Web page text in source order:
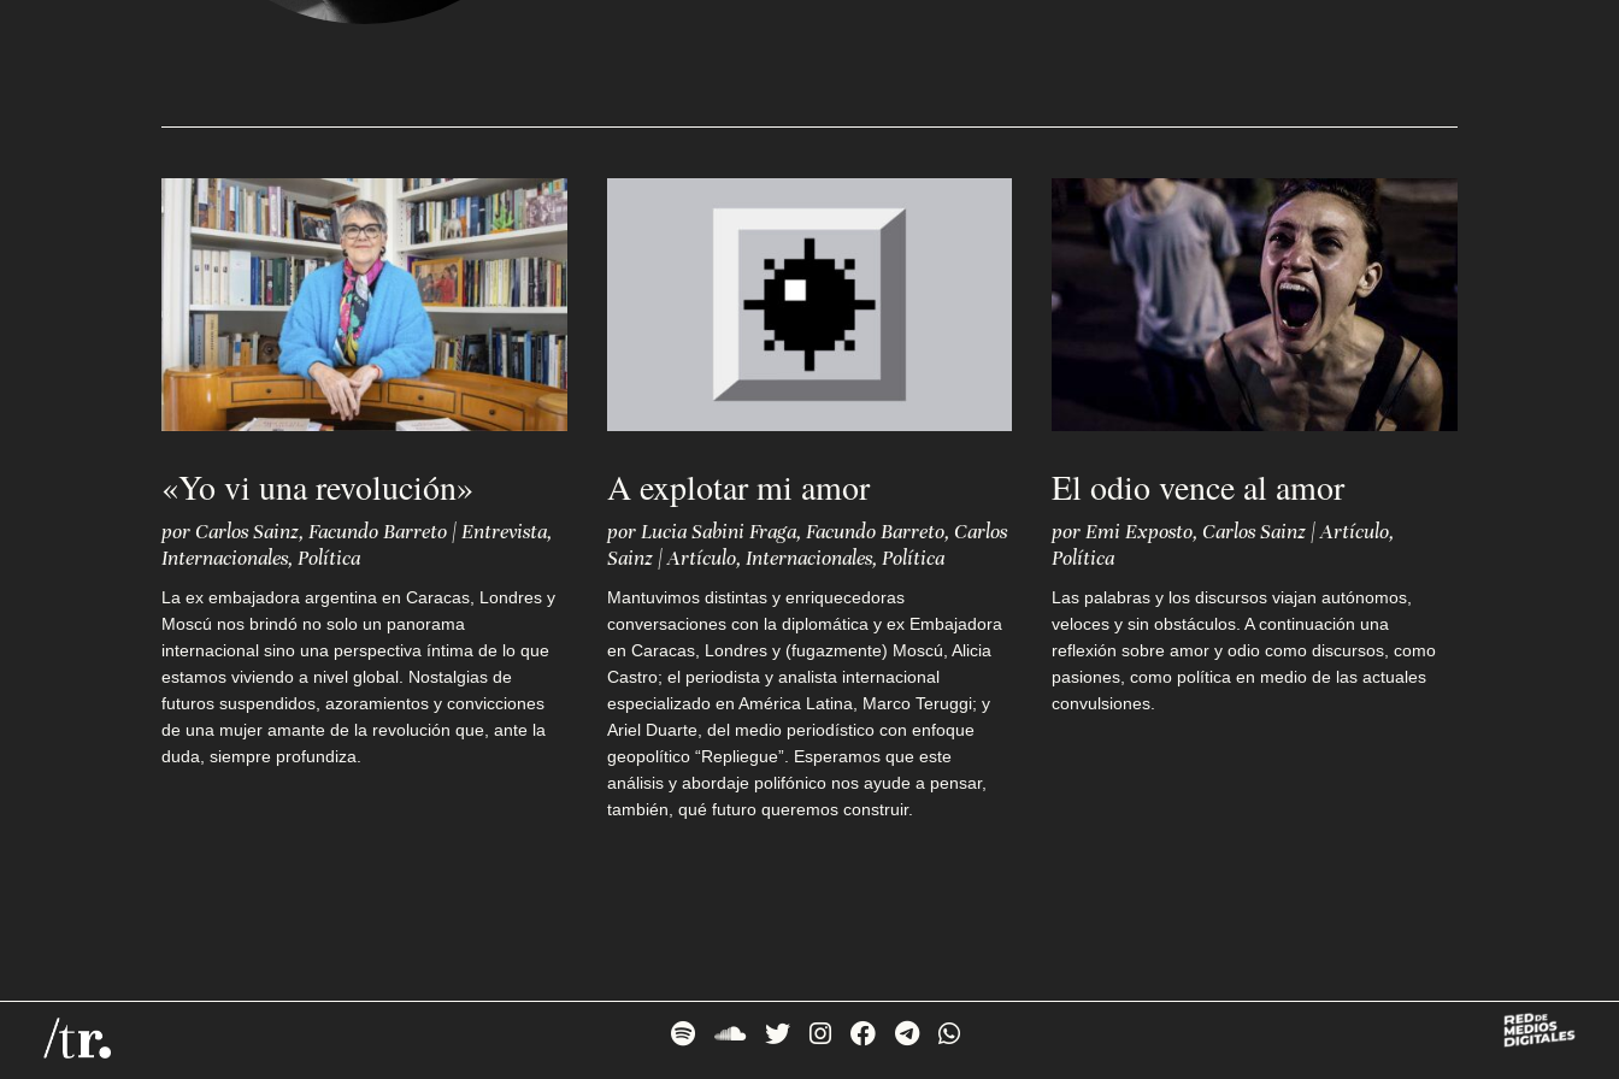
i
é
n
e
s
s
o
m
o
s
M
a
n
d
o
«Yo vi una revolución»
por Carlos Sainz,Facundo Barreto |Entrevista,
Internacionales,Política
La ex embajadora argentina en Caracas, Londres y
Moscú nos brindó no solo un panorama
internacional sino una perspectiva íntima de lo que
estamos viviendo a nivel global. Nostalgias de
futuros suspendidos, azoramientos y convicciones
de una mujer amante de la revolución que, ante la
duda, siempre profundiza.
A explotar mi amor
porLucia Sabini Fraga, Facundo Barreto, Carlos
Sainz|Artículo, Internacionales, Política
Mantuvimos distintas y enriquecedoras
conversaciones con la diplomática y ex Embajadora
en Caracas, Londres y (fugazmente) Moscú, Alicia
Castro; el periodista y analista internacional
especializado en América Latina, Marco Teruggi; y
Ariel Duarte, del medio periodístico con enfoque
geopolítico “Repliegue”. Esperamos que este
análisis y abordaje polifónico nos ayude a pensar,
también, qué futuro queremos construir.
El odio vence al amor
porEmi Exposto, Carlos Sainz|Artículo,
Política
Las palabras y los discursos viajan autónomos,
veloces y sin obstáculos. A continuación una
reflexión sobre amor y odio como discursos, como
pasiones, como política en medio de las actuales
convulsiones.